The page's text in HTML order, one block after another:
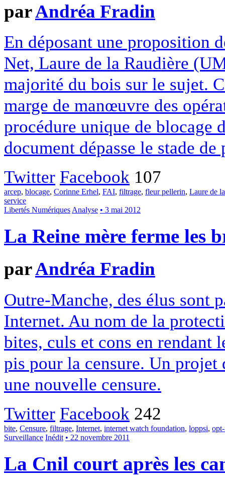
parAndréa Fradin
En déposant une proposition
Net, Laure de la Raudière
majorité du bois sur le sujet.
marge de manœuvre des
procédure unique de blocage
document dépasse le stade de
Twitter Facebook 107
arcep, blocage, Corinne Erhel, FAI, filtrage, fleur pellerin, Laure de
service
Libertés NumériquesAnalyse • 3 mai 2012
La Reine mère ferme les
parAndréa Fradin
Outre-Manche, des élus sont
Internet. Au nom de la
bites, culs et cons en rendant
pis pour la censure. Un
une nouvelle censure.
Twitter Facebook 242
bite, Censure, filtrage, Internet, internet watch foundation, loppsi,
Surveillance Inédit • 22 novembre 2011
La Cnil court après les